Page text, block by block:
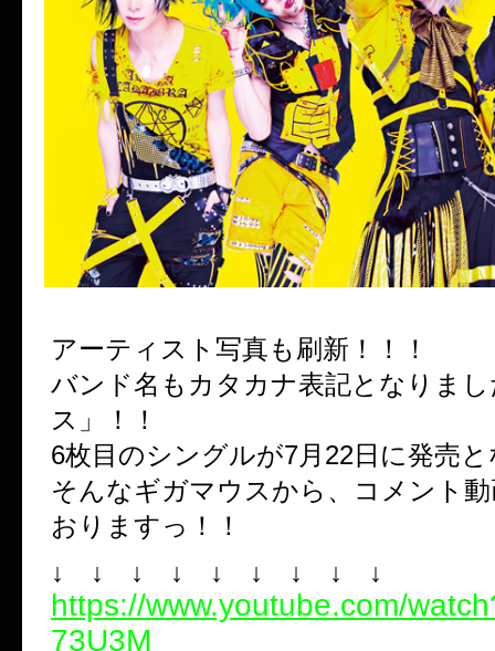
アーティスト写真も刷新！！！
バンド名もカタカナ表記となりま
ス」！！
6枚目のシングルが7月22日に発売
そんなギガマウスから、コメント
おりますっ！！
↓ ↓ ↓ ↓ ↓ ↓ ↓ ↓ ↓
https://www.youtube.com/
73U3M